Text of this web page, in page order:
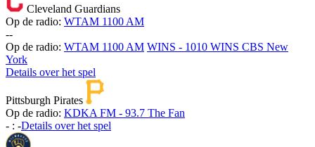
Cleveland Guardians
Op de radio: WTAM 1100 AM
--
Op de radio: WTAM 1100 AM WINS - 1010 WINS CBS New
York
Details over het spel
Pittsburgh Pirates
Op de radio: KDKA FM - 93.7 The Fan
- : -Details over het spel